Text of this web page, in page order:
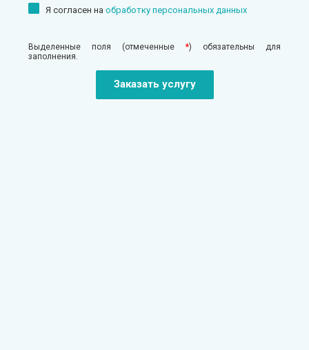
Я согласен на обработку персональных данных
Выделенные поля (отмеченные *) обязательны для
заполнения.